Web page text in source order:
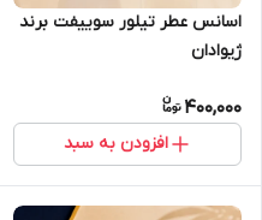
اسانس عطر تیلور سوییفت برند
ژیوادان
400,000
افزودن به سبد